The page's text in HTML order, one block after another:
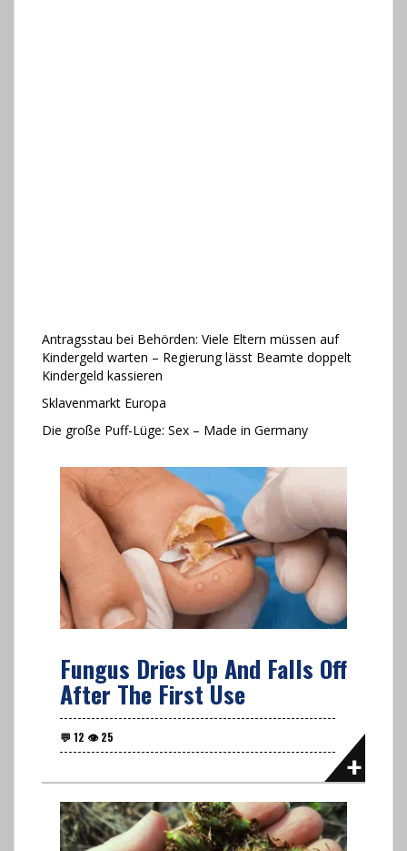
Antragsstau bei Behörden: Viele Eltern müssen auf
Kindergeld warten – Regierung lässt Beamte doppelt
Kindergeld kassieren
Sklavenmarkt Europa
Die große Puff-Lüge: Sex – Made in Germany
Fungus Dries Up And Falls Off
After The First Use